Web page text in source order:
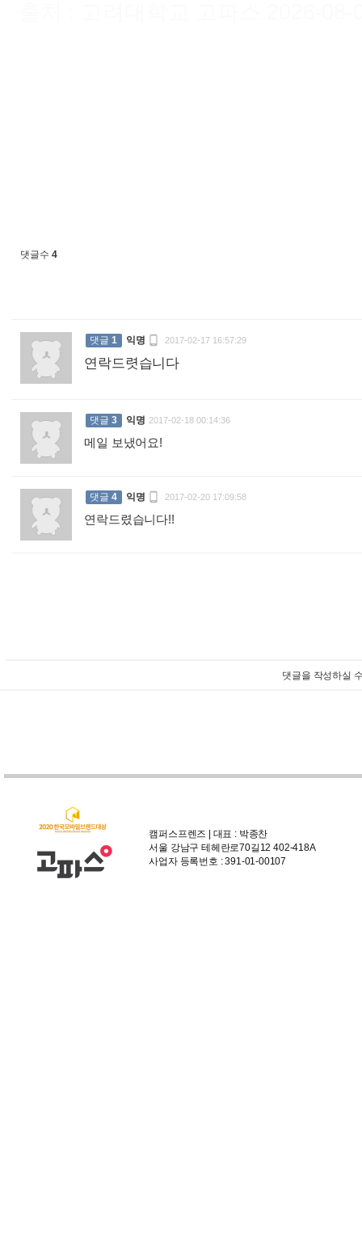
댓글수 4
댓글 1 익명  2017-02-17 16:57:29
연락드렷습니다
댓글 3 익명 2017-02-18 00:14:36
메일 보냈어요!
댓글 4 익명  2017-02-20 17:09:58
연락드렸습니다!!
댓글을 작성하실
캠퍼스프렌즈 | 대표 : 박종찬
서울 강남구 테헤란로70길12 402-418A
사업자 등록번호 : 391-01-00107